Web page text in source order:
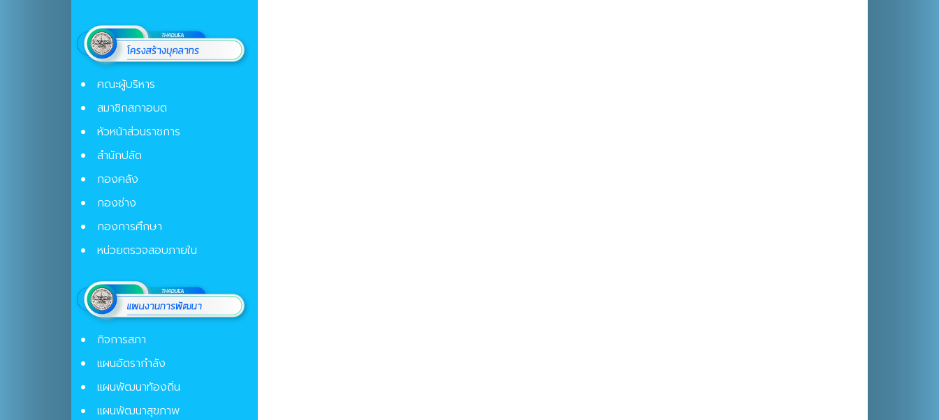
คณะผู้บริหาร
สมาชิกสภาอบต
หัวหน้าส่วนราชการ
สำนักปลัด
กองคลัง
กองช่าง
กองการศึกษา
หน่วยตรวจสอบภายใน
กิจการสภา
แผนอัตรากำลัง
แผนพัฒนาท้องถิ่น
แผนพัฒนาสุขภาพ